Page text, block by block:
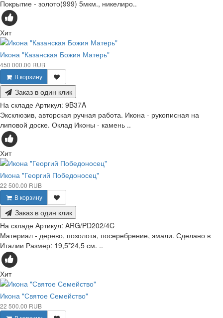
Покрытие - золото(999) 5мкм., никелиро..
Хит
Икона "Казанская Божия Матерь"
450 000.00 RUB
В корзину
Заказ в один клик
На складе Артикул: 9B37A
Эксклюзив, авторская ручная работа. Икона - рукописная на
липовой доске. Оклад Иконы - камень ..
Хит
Икона "Георгий Победоносец"
22 500.00 RUB
В корзину
Заказ в один клик
На складе Артикул: ARG/PD202/4C
Материал - дерево, позолота, посеребрение, эмали. Сделано в
Италии Размер: 19,5*24,5 см. ..
Хит
Икона "Святое Семейство"
22 500.00 RUB